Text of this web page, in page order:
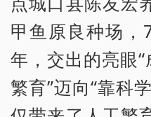
甲鱼原良种场，
年，交出的亮眼“
繁育”迈向“靠科